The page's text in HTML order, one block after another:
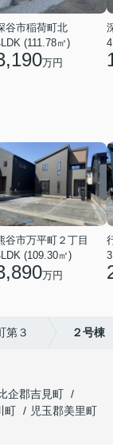
谷市稲荷町北
(111.78㎡)
万円
谷市万平町２丁目
(109.30㎡)
万円
第３ ２号棟
企郡吉見町
町
児玉郡美里町